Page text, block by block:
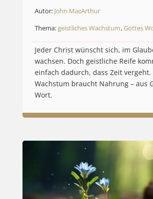
Autor: John MacArthur
Thema:geistliches Wachstum,Gottes
Jeder Christ wünscht sich, im
wachsen. Doch geistliche Reife
einfach dadurch, dass Zeit vergeht.
Wachstum braucht Nahrung – aus
Wort.